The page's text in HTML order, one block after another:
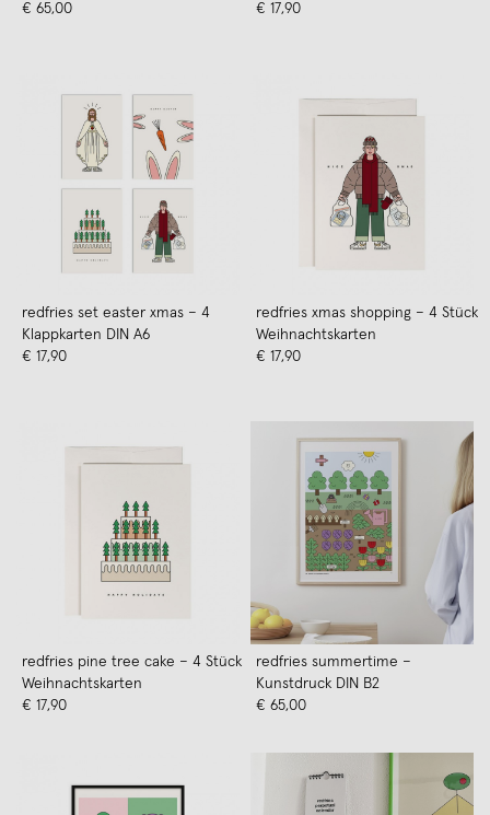
€ 65,00
€ 17,90
redfries set easter xmas – 4
Klappkarten DIN A6
€ 17,90
redfries xmas shopping – 4 Stück
Weihnachtskarten
€ 17,90
redfries pine tree cake – 4 Stück
Weihnachtskarten
€ 17,90
redfries summertime –
Kunstdruck DIN B2
€ 65,00